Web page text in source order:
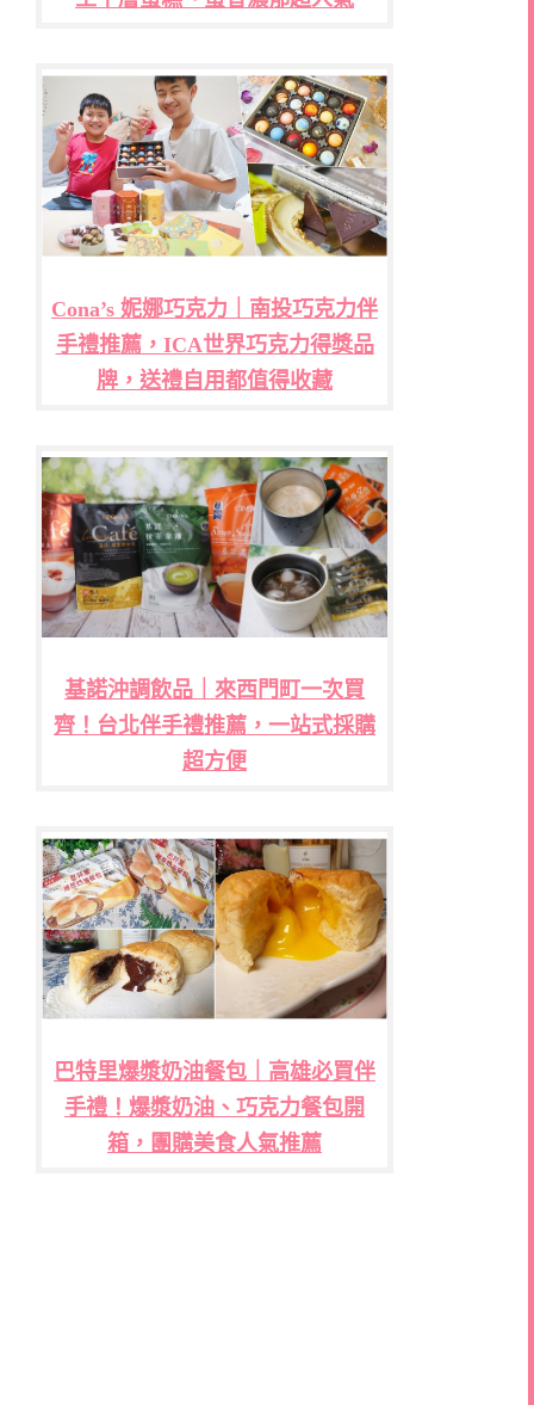
Cona’s 妮娜巧克力｜南投巧克力伴
手禮推薦，ICA世界巧克力得獎品
牌，送禮自用都值得收藏
基諾沖調飲品｜來西門町一次買
齊！台北伴手禮推薦，一站式採購
超方便
巴特里爆漿奶油餐包｜高雄必買伴
手禮！爆漿奶油、巧克力餐包開
箱，團購美食人氣推薦